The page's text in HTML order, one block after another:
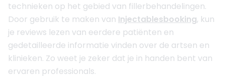
technieken op het gebied van fillerbehandelingen.
Door gebruik te maken van Injectablesbooking, kun
je reviews lezen van eerdere patiënten en
gedetailleerde informatie vinden over de artsen en
klinieken. Zo weet je zeker dat je in handen bent van
ervaren professionals.